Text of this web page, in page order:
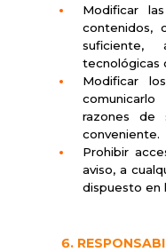
Modificar
contenidos,
suficiente,
tecnológicas
Modificar
razones de
conveniente.
Prohibir
aviso, a
dispuesto en